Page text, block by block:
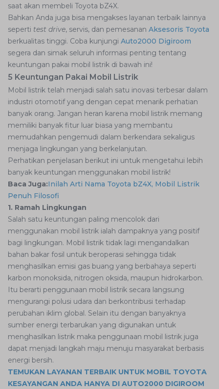
saat akan membeli Toyota bZ4X.
Bahkan Anda juga bisa mengakses layanan terbaik lainnya
seperti test drive, servis, dan pemesanan Aksesoris Toyota
berkualitas tinggi. Coba kunjungi Auto2000 Digiroom
segera dan simak seluruh informasi penting tentang
keuntungan pakai mobil listrik di bawah ini!
5 Keuntungan Pakai Mobil Listrik
Mobil listrik telah menjadi salah satu inovasi terbesar dalam
industri otomotif yang dengan cepat menarik perhatian
banyak orang. Jangan heran karena mobil listrik memang
memiliki banyak fitur luar biasa yang membantu
memudahkan pengemudi dalam berkendara sekaligus
menjaga lingkungan yang berkelanjutan.
Perhatikan penjelasan berikut ini untuk mengetahui lebih
banyak keuntungan menggunakan mobil listrik!
Baca Juga:Inilah Arti Nama Toyota bZ4X, Mobil Listrik
Penuh Filosofi
1. Ramah Lingkungan
Salah satu keuntungan paling mencolok dari
menggunakan mobil listrik ialah dampaknya yang positif
bagi lingkungan. Mobil listrik tidak lagi mengandalkan
bahan bakar fosil untuk beroperasi sehingga tidak
menghasilkan emisi gas buang yang berbahaya seperti
karbon monoksida, nitrogen oksida, maupun hidrokarbon.
Itu berarti penggunaan mobil listrik secara langsung
mengurangi polusi udara dan berkontribusi terhadap
perubahan iklim global. Selain itu dengan banyaknya
sumber energi terbarukan yang digunakan untuk
menghasilkan listrik maka penggunaan mobil listrik juga
dapat menjadi langkah maju menuju masyarakat berbasis
energi bersih.
TEMUKAN LAYANAN TERBAIK UNTUK MOBIL TOYOTA
KESAYANGAN ANDA HANYA DI AUTO2000 DIGIROOM